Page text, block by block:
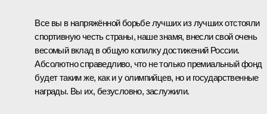
Все вы в напряжённой борьбе лучших из лучших отстояли
спортивную честь страны, наше знамя, внесли свой очень
весомый вклад в общую копилку достижений России.
Абсолютно справедливо, что не только премиальный фонд
будет таким же, как и у олимпийцев, но и государственные
награды. Вы их, безусловно, заслужили.